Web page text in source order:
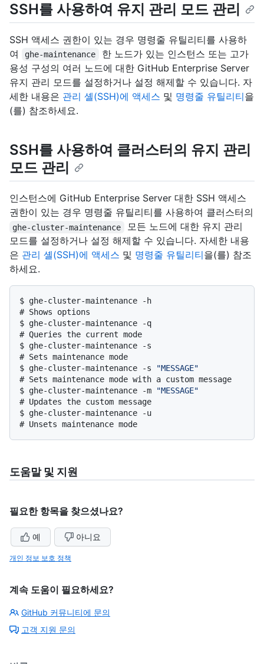
SSH를 사용하여 유지 관리 모드 관리
SSH 액세스 권한이 있는 경우 명령줄 유틸리티를 사용하
여
ghe-maintenance
한 노드가 있는 인스턴스 또는 고가
용성 구성의 여러 노드에 대한 GitHub Enterprise Server
유지 관리 모드를 설정하거나 설정 해제할 수 있습니다. 자
세한 내용은 관리 셸(SSH)에 액세스 및 명령줄 유틸리티을
(를) 참조하세요.
SSH를 사용하여 클러스터의 유지 관리
모드 관리
인스턴스에 GitHub Enterprise Server 대한 SSH 액세스
권한이 있는 경우 명령줄 유틸리티를 사용하여 클러스터의
ghe-cluster-maintenance
모든 노드에 대한 유지 관리
모드를 설정하거나 설정 해제할 수 있습니다. 자세한 내용
은 관리 셸(SSH)에 액세스 및 명령줄 유틸리티을(를) 참조
하세요.
$ ghe-cluster-maintenance -h
# Shows options
$ ghe-cluster-maintenance -q
# Queries the current mode
$ ghe-cluster-maintenance -s
# Sets maintenance mode
$ ghe-cluster-maintenance -s
"MESSAGE"
# Sets maintenance mode with a custom message
$ ghe-cluster-maintenance -m
"MESSAGE"
# Updates the custom message
$ ghe-cluster-maintenance -u
# Unsets maintenance mode
도움말 및 지원
필요한 항목을 찾으셨나요?
예 아니요
개인 정보 보호 정책
계속 도움이 필요하세요?
GitHub 커뮤니티에 문의
고객 지원 문의